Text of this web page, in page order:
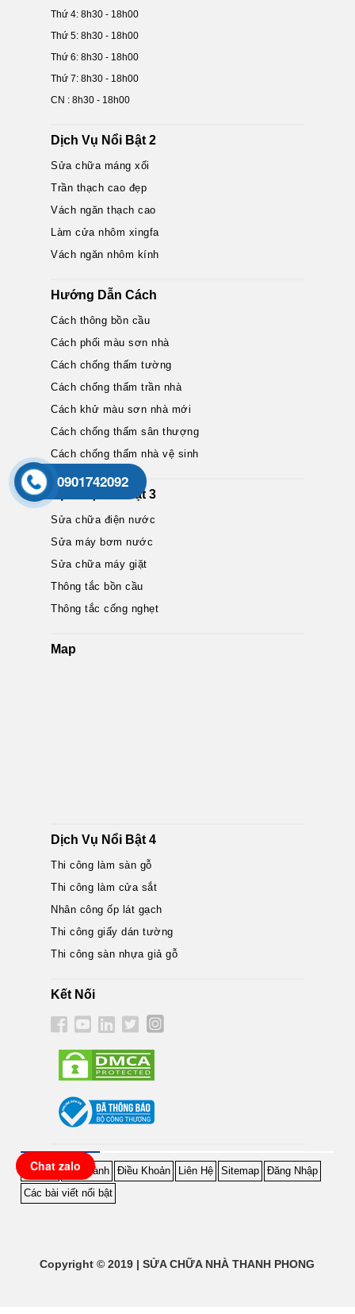
Thứ 4: 8h30 - 18h00
Thứ 5: 8h30 - 18h00
Thứ 6: 8h30 - 18h00
Thứ 7: 8h30 - 18h00
CN : 8h30 - 18h00
Dịch Vụ Nổi Bật 2
Sửa chữa máng xối
Trần thạch cao đẹp
Vách ngăn thạch cao
Làm cửa nhôm xingfa
Vách ngăn nhôm kính
Hướng Dẫn Cách
Cách thông bồn cầu
Cách phối màu sơn nhà
Cách chống thấm tường
Cách chống thấm trần nhà
Cách khử màu sơn nhà mới
Cách chống thấm sân thượng
Cách chống thấm nhà vệ sinh
Dịch Vụ Nổi Bật 3
Sửa chữa điện nước
Sửa máy bơm nước
Sửa chữa máy giặt
Thông tắc bồn cầu
Thông tắc cống nghẹt
Map
Dịch Vụ Nổi Bật 4
Thi công làm sàn gỗ
Thi công làm cửa sắt
Nhân công ốp lát gạch
Thi công giấy dán tường
Thi công sàn nhựa giả gỗ
Kết Nối
Hỗ Trợ Bảo Hành Điều Khoản Liên Hệ Sitemap
Đăng Nhập
Các bài viết nổi bật
Copyright © 2019 | SỬA CHỮA NHÀ THANH PHONG
Chat zalo
0901742092